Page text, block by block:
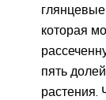
которая
пять